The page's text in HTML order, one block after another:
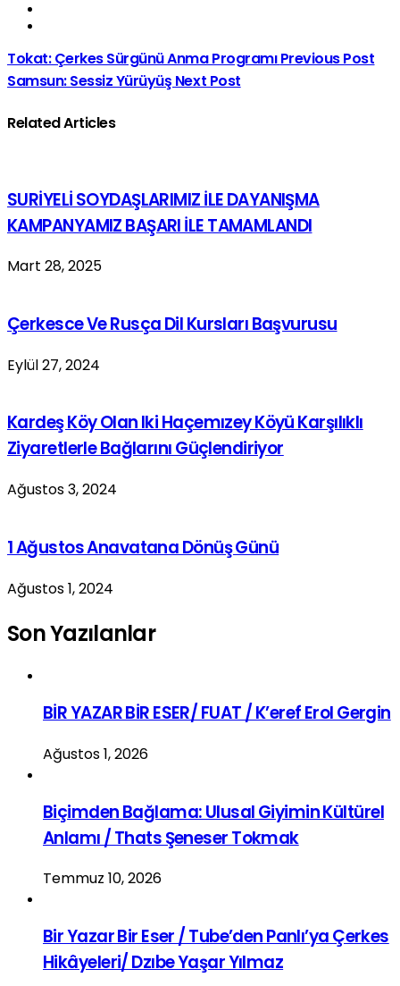
Tokat: Çerkes Sürgünü Anma ProgramıPrevious Post
Samsun: Sessiz Yürüyüş Next Post
Related Articles
SURİYELİ SOYDAŞLARIMIZ İLE DAYANIŞMA
KAMPANYAMIZ BAŞARI İLE TAMAMLANDI
Mart 28, 2025
Çerkesce Ve Rusça Dil Kursları Başvurusu
Eylül 27, 2024
Kardeş Köy Olan Iki Haçemızey Köyü Karşılıklı
Ziyaretlerle Bağlarını Güçlendiriyor
Ağustos 3, 2024
1 Ağustos Anavatana Dönüş Günü
Ağustos 1, 2024
Son Yazılanlar
BİR YAZAR BİR ESER/ FUAT / K’eref Erol Gergin
Ağustos 1, 2026
Biçimden Bağlama: Ulusal Giyimin Kültürel
Anlamı / Thats Şeneser Tokmak
Temmuz 10, 2026
Bir Yazar Bir Eser / Tube’den Panlı’ya Çerkes
Hikâyeleri/ Dzıbe Yaşar Yılmaz